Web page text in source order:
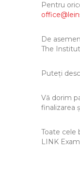
Pentru
De
The
Puteți
Vă dorim
finalizarea
Toate cele
LINK